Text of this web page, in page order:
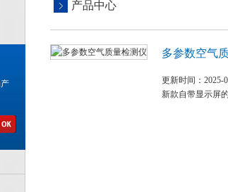
产品中心
多参数空气
更新时间：2025-
新款自带显示屏